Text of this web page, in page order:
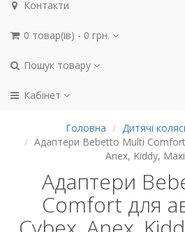
Контакти
0 товар(ів) - 0 грн.
Пошук товару
Кабінет
Головна Дитячі
Адаптери Bebetto Multi Comfort
Anex, Kiddy,
Адаптери
Comfort для